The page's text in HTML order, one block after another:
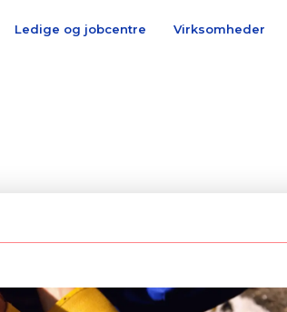
Ledige og jobcentre Virksomheder